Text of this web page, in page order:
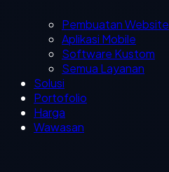
Pembuatan Website
Aplikasi Mobile
Software Kustom
Semua Layanan
Solusi
Portofolio
Harga
Wawasan